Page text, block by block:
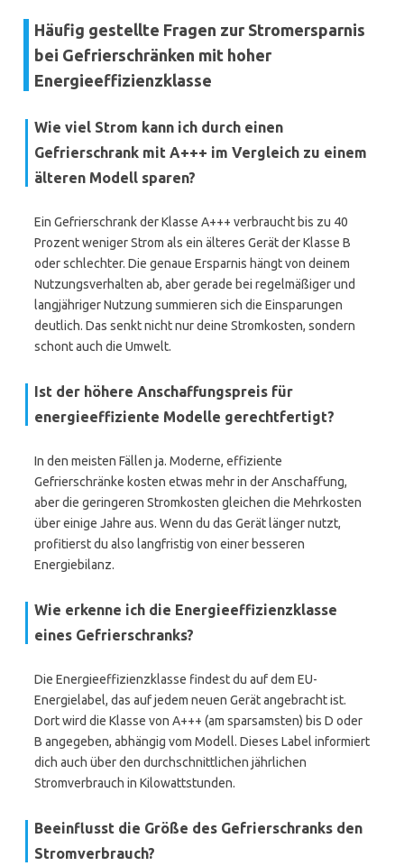
Häufig gestellte Fragen zur Stromersparnis
bei Gefrierschränken mit hoher
Energieeffizienzklasse
Wie viel Strom kann ich durch einen
Gefrierschrank mit A+++ im Vergleich zu einem
älteren Modell sparen?
Ein Gefrierschrank der Klasse A+++ verbraucht bis zu 40
Prozent weniger Strom als ein älteres Gerät der Klasse B
oder schlechter. Die genaue Ersparnis hängt von deinem
Nutzungsverhalten ab, aber gerade bei regelmäßiger und
langjähriger Nutzung summieren sich die Einsparungen
deutlich. Das senkt nicht nur deine Stromkosten, sondern
schont auch die Umwelt.
Ist der höhere Anschaffungspreis für
energieeffiziente Modelle gerechtfertigt?
In den meisten Fällen ja. Moderne, effiziente
Gefrierschränke kosten etwas mehr in der Anschaffung,
aber die geringeren Stromkosten gleichen die Mehrkosten
über einige Jahre aus. Wenn du das Gerät länger nutzt,
profitierst du also langfristig von einer besseren
Energiebilanz.
Wie erkenne ich die Energieeffizienzklasse
eines Gefrierschranks?
Die Energieeffizienzklasse findest du auf dem EU-
Energielabel, das auf jedem neuen Gerät angebracht ist.
Dort wird die Klasse von A+++ (am sparsamsten) bis D oder
B angegeben, abhängig vom Modell. Dieses Label informiert
dich auch über den durchschnittlichen jährlichen
Stromverbrauch in Kilowattstunden.
Beeinflusst die Größe des Gefrierschranks den
Stromverbrauch?